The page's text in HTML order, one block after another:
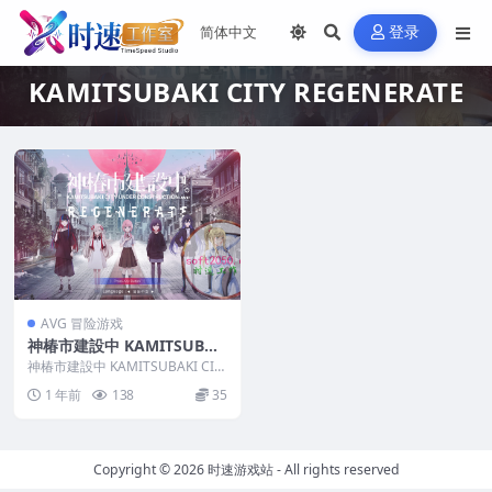
登录
KAMITSUBAKI CITY REGENERATE
AVG 冒险游戏
神椿市建設中 KAMITSUBAK
I CITY REGENERATE MAC游
戏 苹果电脑游戏 适配系统m
acOS 15.0 Sequoia
神椿市建設中 KAMITSUBAKI CIT
1 年前 138 35
Copyright © 2026时速游戏站- All rights reserved